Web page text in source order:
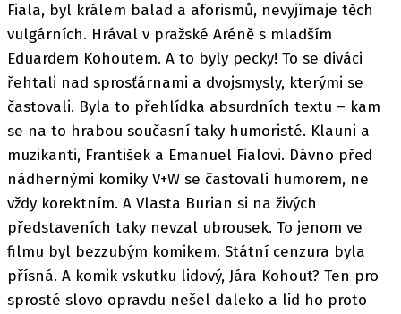
Fiala, byl králem balad a aforismů, nevyjímaje těch
vulgárních. Hrával v pražské Aréně s mladším
Eduardem Kohoutem. A to byly pecky! To se diváci
řehtali nad sprosťárnami a dvojsmysly, kterými se
častovali. Byla to přehlídka absurdních textu – kam
se na to hrabou současní taky humoristé. Klauni a
muzikanti, František a Emanuel Fialovi. Dávno před
nádhernými komiky V+W se častovali humorem, ne
vždy korektním. A Vlasta Burian si na živých
představeních taky nevzal ubrousek. To jenom ve
filmu byl bezzubým komikem. Státní cenzura byla
přísná. A komik vskutku lidový, Jára Kohout? Ten pro
sprosté slovo opravdu nešel daleko a lid ho proto